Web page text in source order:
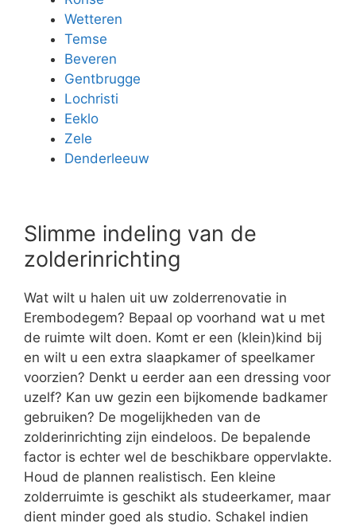
Wetteren
Temse
Beveren
Gentbrugge
Lochristi
Eeklo
Zele
Denderleeuw
Slimme indeling van de
zolderinrichting
Wat wilt u halen uit uw zolderrenovatie in
Erembodegem? Bepaal op voorhand wat u met
de ruimte wilt doen. Komt er een (klein)kind bij
en wilt u een extra slaapkamer of speelkamer
voorzien? Denkt u eerder aan een dressing voor
uzelf? Kan uw gezin een bijkomende badkamer
gebruiken? De mogelijkheden van de
zolderinrichting zijn eindeloos. De bepalende
factor is echter wel de beschikbare oppervlakte.
Houd de plannen realistisch. Een kleine
zolderruimte is geschikt als studeerkamer, maar
dient minder goed als studio. Schakel indien